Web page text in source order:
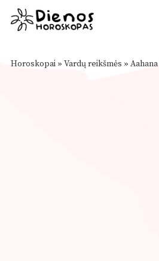
Horoskopai » Vardų reikšmės » Aahana